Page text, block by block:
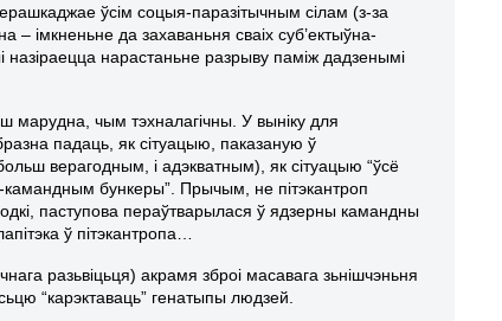
ўсім соцыя-паразітычным сілам (з-за
імкненьне да захаваньня сваіх суб’ектыўна-
назіраецца нарастаньне разрыву паміж дадзенымі
марудна, чым тэхналагічны. У выніку для
падаць, як сітуацыю, паказаную ў
верагодным, і адэкватным), як сітуацыю “ўсё
камандным бункеры”. Прычым, не пітэкантроп
паступова пераўтварылася ў ядзерны камандны
ў пітэкантропа…
разьвіцьця) акрамя зброі масавага зьнішчэньня
“карэктаваць” генатыпы людзей.